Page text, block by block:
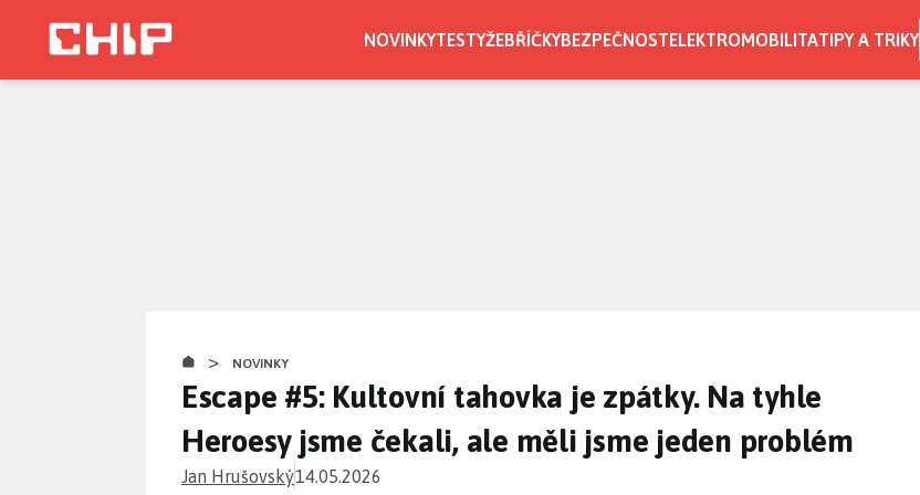
NOVINKYTESTYŽEBŘÍČKYBEZPEČNOSTELEKTROMOBILITATIPY A TRIKY
> NOVINKY
Escape #5: Kultovní tahovka je zpátky. Na tyhle
Heroesy jsme čekali, ale měli jsme jeden problém
Jan Hrušovský14.05.2026